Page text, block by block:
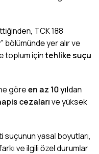
TCK 188
” bölümünde yer alır ve
toplum içintehlike suçu
göre en az 10 yıldan
cezalarıve yüksek
suçunun yasal boyutları,
ve ilgili özel durumlar